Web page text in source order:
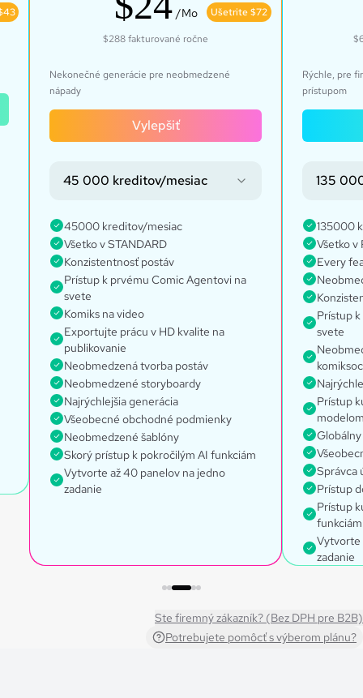
/Mo
Ušetrite $72
$288fakturované ročne
Nekonečné generácie pre neobmedzené
nápady
Vylepšiť
45 000 kreditov/mesiac
45000 kreditov/mesiac
Všetko v STANDARD
Konzistentnosť postáv
Prístup k prvému Comic Agentovi na
svete
Komiks na video
Exportujte prácu v HD kvalite na
publikovanie
Neobmedzená tvorba postáv
Neobmedzené storyboardy
Najrýchlejšia generácia
Všeobecné obchodné podmienky
Neobmedzené šablóny
Skorý prístup k pokročilým AI funkciám
Vytvorte až 40 panelov na jedno
zadanie
Rýchle, pre
prístupom
135
135000
Všetko v
Every
Prístup
svete
Prístup
Správca
Prístup
Prístup
funkciám
Vytvorte
zadanie
Ste firemný zákazník? (Bez DPH pre B2B)
Potrebujete pomôcť s výberom plánu?